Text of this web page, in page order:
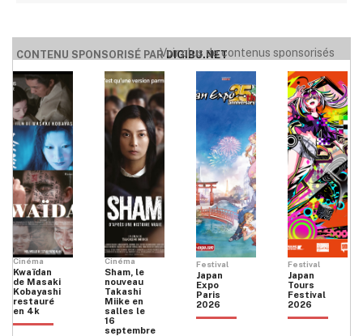
CONTENU SPONSORISÉ PARDIGIBU.NET
Voir plus de contenus sponsorisés
Cinéma
Kwaïdan
de Masaki
Kobayashi
restauré
en 4k
Cinéma
Sham, le
nouveau
Takashi
Miike en
salles le
16
septembre
Festival
Japan
Expo
Paris
2026
Festival
Japan
Tours
Festival
2026